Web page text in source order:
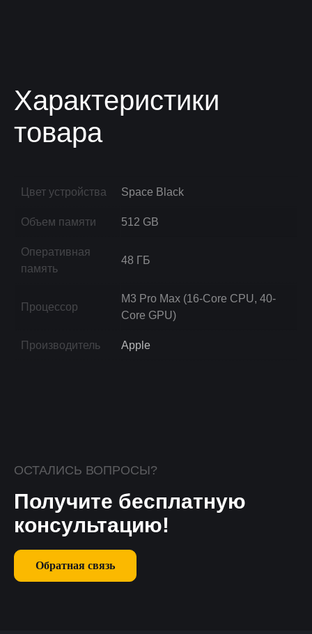
Характеристики
товара
Цвет устройства Space Black
Объем памяти 512 GB
Оперативная
память
48 ГБ
Процессор
M3 Pro Max (16-Core CPU, 40-
Core GPU)
Производитель Apple
ОСТАЛИСЬ ВОПРОСЫ?
Получите бесплатную
консультацию!
Обратная связь